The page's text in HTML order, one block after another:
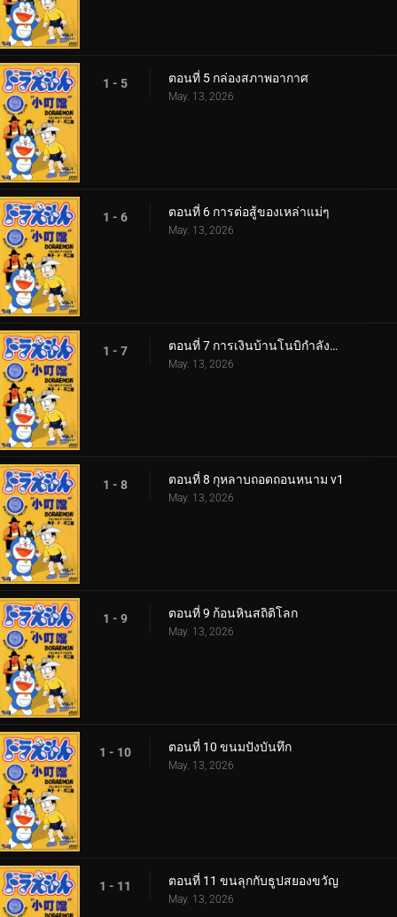
1 - 5 ตอนที่ 5 กล่องสภาพอากาศ
May. 13, 2026
1 - 6 ตอนที่ 6 การต่อสู้ของเหล่าแม่ๆ
May. 13, 2026
1 - 7 ตอนที่ 7 การเงินบ้านโนบิกำลังวิกฤติ! 360p
May. 13, 2026
1 - 8 ตอนที่ 8 กุหลาบถอดถอนหนาม v1
May. 13, 2026
1 - 9 ตอนที่ 9 ก้อนหินสถิติโลก
May. 13, 2026
1 - 10 ตอนที่ 10 ขนมปังบันทึก
May. 13, 2026
1 - 11 ตอนที่ 11 ขนลุกกับธูปสยองขวัญ
May. 13, 2026